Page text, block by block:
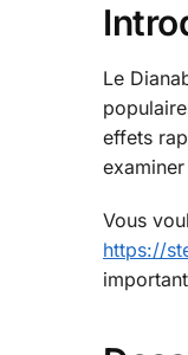
Le
effets
Vous
https://